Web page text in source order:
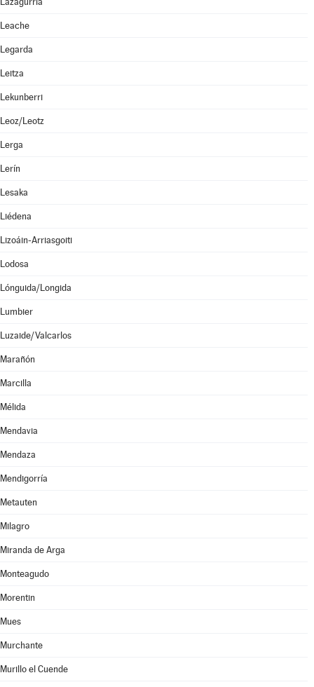
Leache
Legarda
Leitza
Lekunberri
Leoz/Leotz
Lerga
Lerín
Lesaka
Liédena
Lizoáin-Arriasgoiti
Lodosa
Lónguida/Longida
Lumbier
Luzaide/Valcarlos
Marañón
Marcilla
Mélida
Mendavia
Mendaza
Mendigorría
Metauten
Milagro
Miranda de Arga
Monteagudo
Morentin
Mues
Murchante
Murillo el Cuende